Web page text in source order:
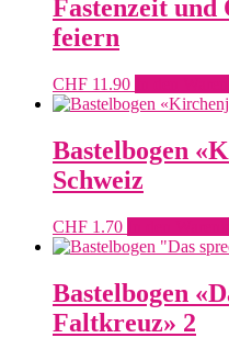
Fastenzeit
feiern
CHF 11.90
Bastelbogen
Schweiz
CHF 1.70
Bastelbogen
Faltkreuz» 2